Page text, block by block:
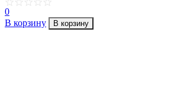
0
В корзину
В корзину